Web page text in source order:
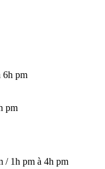
6h pm
pm
/ 1h pm à 4h pm